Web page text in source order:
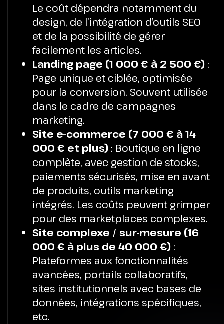
Le coût dépendra notamment du
design, de l’intégration d’outils SEO
et de la possibilité de gérer
facilement les articles.
Landing page (1 000 € à 2 500 €) :
Page unique et ciblée, optimisée
pour la conversion. Souvent utilisée
dans le cadre de campagnes
marketing.
Site e-commerce (7 000 € à 14
000 € et plus) : Boutique en ligne
complète, avec gestion de stocks,
paiements sécurisés, mise en avant
de produits, outils marketing
intégrés. Les coûts peuvent grimper
pour des marketplaces complexes.
Site complexe / sur-mesure (16
000 € à plus de 40 000 €) :
Plateformes aux fonctionnalités
avancées, portails collaboratifs,
sites institutionnels avec bases de
données, intégrations spécifiques,
etc.